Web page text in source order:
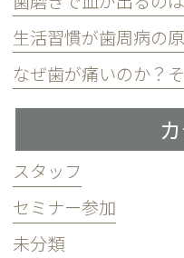
なぜ歯が痛いのか？
スタッフ
セミナー参加
未分類